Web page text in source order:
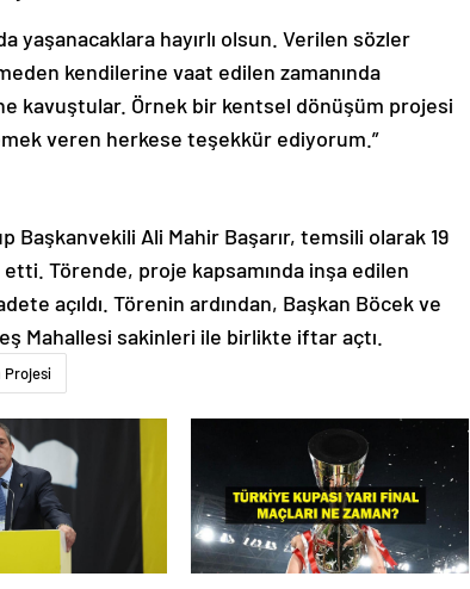
yaşanacaklara hayırlı olsun. Verilen sözler
kendilerine vaat edilen zamanında
kavuştular. Örnek bir kentsel dönüşüm projesi
veren herkese teşekkür ediyorum.”
Başkanvekili Ali Mahir Başarır, temsili olarak 19
Törende, proje kapsamında inşa edilen
açıldı. Törenin ardından, Başkan Böcek ve
Mahallesi sakinleri ile birlikte iftar açtı.
Projesi